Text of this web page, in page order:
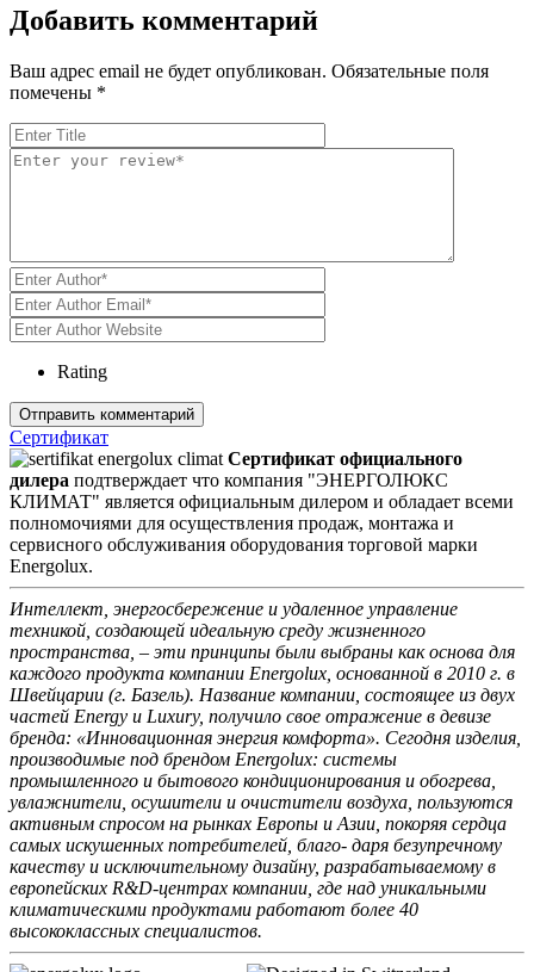
Добавить комментарий
Ваш адрес email не будет опубликован. Обязательные поля
помечены *
Rating
Сертификат
Сертификат официального
дилера подтверждает что компания "ЭНЕРГОЛЮКС
КЛИМАТ" является официальным дилером и обладает всеми
полномочиями для осуществления продаж, монтажа и
сервисного обслуживания оборудования торговой марки
Energolux.
Интеллект, энергосбережение и удаленное управление
техникой, создающей идеальную среду жизненного
пространства, – эти принципы были выбраны как основа для
каждого продукта компании Energolux, основанной в 2010 г. в
Швейцарии (г. Базель). Название компании, состоящее из двух
частей Energy и Luxury, получило свое отражение в девизе
бренда: «Инновационная энергия комфорта». Сегодня изделия,
производимые под брендом Energolux: системы
промышленного и бытового кондиционирования и обогрева,
увлажнители, осушители и очистители воздуха, пользуются
активным спросом на рынках Европы и Азии, покоряя сердца
самых искушенных потребителей, благо- даря безупречному
качеству и исключительному дизайну, разрабатываемому в
европейских R&D-центрах компании, где над уникальными
климатическими продуктами работают более 40
высококлассных специалистов.